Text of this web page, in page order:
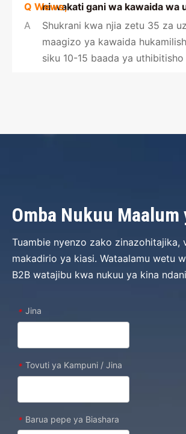
Q Wewe,
ni wakati gani wa kawaida wa
A
Shukrani kwa njia zetu 35 za
maagizo ya kawaida
siku 10-15 baada ya uthibitisho
Omba Nukuu Maalum
Tuambie nyenzo zako zinazohitajika,
makadirio ya kiasi. Wataalamu wetu
B2B watajibu kwa nukuu ya kina
* Jina
* Tovuti ya Kampuni / Jina
* Barua pepe ya Biashara